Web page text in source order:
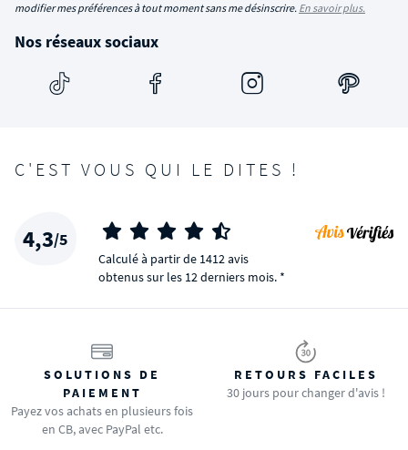
modifier mes préférences à tout moment sans me désinscrire. En savoir plus.
Nos réseaux sociaux
C'EST VOUS QUI LE DITES !
4,3/5
Calculé à partir de 1412 avis
obtenus sur les 12 derniers mois. *
SOLUTIONS DE
PAIEMENT
Payez vos achats en plusieurs fois
en CB, avec PayPal etc.
RETOURS FACILES
30 jours pour changer d'avis !